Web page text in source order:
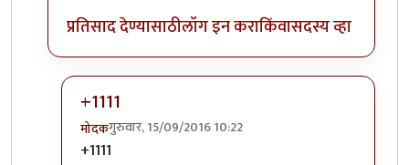
प्रतिसाद देण्यासाठीलॉग इन कराकिंवासदस्य व्हा
+1111
मोदकगुरुवार, 15/09/2016 10:22
In reply to
+1111